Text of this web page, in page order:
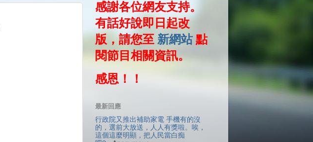
感謝各位網友支持。
有話好說即日起改
版，請您至 新網站點
閱節目相關資訊。
感恩！！
最新回應
行政院又推出補助家電 手機有的沒
的，選前大放送，人人有獎啦。唉，
這個這麼明顯，把人民當白痴